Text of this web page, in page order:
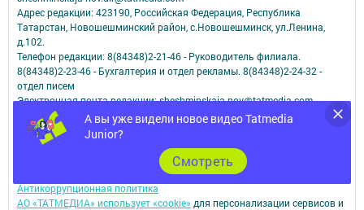
А вы уже видели новое видео Tatmedia
Junior?
Cмотреть
Адрес редакции: 423190, Российская Федерация, Республика
Татарстан, Новошешминский район, с.Новошешминск, ул.Ленина,
д.102.
Телефон редакции: 8(84348)2-21-46 - Руководитель филиала.
8(84348)2-23-46 - Бухгалтерия и отдел рекламы. 8(84348)2-24-32 -
отдел писем
Электронная почта редакции: sheshminskaja-nov@tatmedia.com
Электронная почта филиала для сообщений о фактах коррупции
sheshminskaja-nov.dir@tatmedia.com
sheshminskaja-nov@tatmedia.com
Учредитель СМИ: АО «ТАТМЕДИА»
Антикоррупционная политика
АО «ТАТМЕДИА» использует «cookie» для персонализации сервисов и